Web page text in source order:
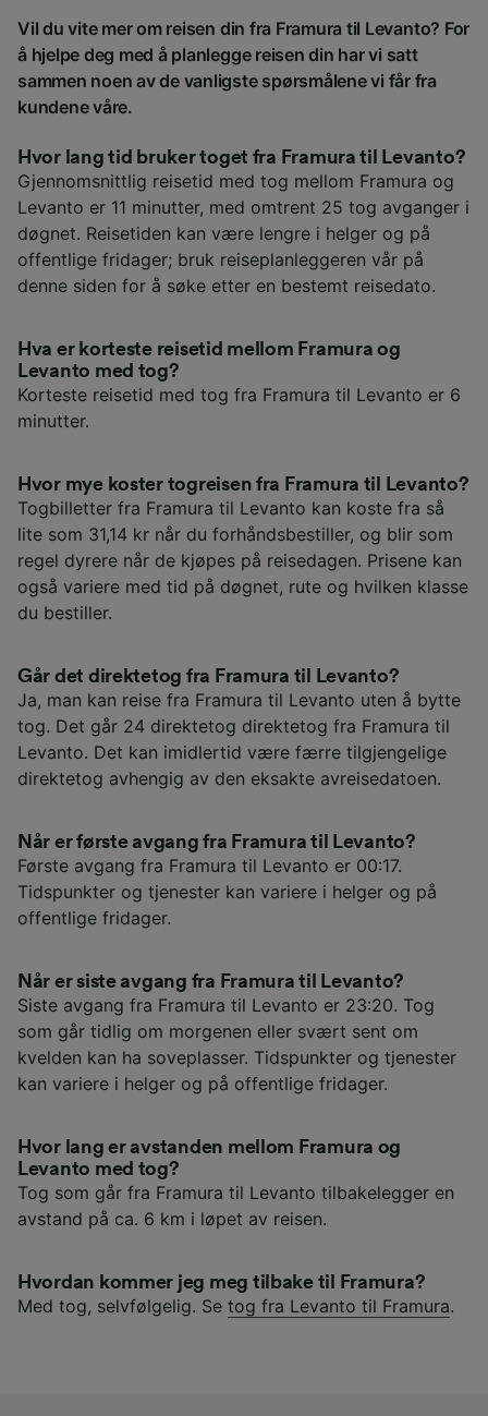
Vil du vite mer om reisen din fra Framura til Levanto? For
å hjelpe deg med å planlegge reisen din har vi satt
sammen noen av de vanligste spørsmålene vi får fra
kundene våre.
Hvor lang tid bruker toget fra Framura til Levanto?
Gjennomsnittlig reisetid med tog mellom Framura og
Levanto er 11 minutter, med omtrent 25 tog avganger i
døgnet. Reisetiden kan være lengre i helger og på
offentlige fridager; bruk reiseplanleggeren vår på
denne siden for å søke etter en bestemt reisedato.
Hva er korteste reisetid mellom Framura og
Levanto med tog?
Korteste reisetid med tog fra Framura til Levanto er 6
minutter.
Hvor mye koster togreisen fra Framura til Levanto?
Togbilletter fra Framura til Levanto kan koste fra så
lite som 31,14 kr når du forhåndsbestiller, og blir som
regel dyrere når de kjøpes på reisedagen. Prisene kan
også variere med tid på døgnet, rute og hvilken klasse
du bestiller.
Går det direktetog fra Framura til Levanto?
Ja, man kan reise fra Framura til Levanto uten å bytte
tog. Det går 24 direktetog direktetog fra Framura til
Levanto. Det kan imidlertid være færre tilgjengelige
direktetog avhengig av den eksakte avreisedatoen.
Når er første avgang fra Framura til Levanto?
Første avgang fra Framura til Levanto er 00:17.
Tidspunkter og tjenester kan variere i helger og på
offentlige fridager.
Når er siste avgang fra Framura til Levanto?
Siste avgang fra Framura til Levanto er 23:20. Tog
som går tidlig om morgenen eller svært sent om
kvelden kan ha soveplasser. Tidspunkter og tjenester
kan variere i helger og på offentlige fridager.
Hvor lang er avstanden mellom Framura og
Levanto med tog?
Tog som går fra Framura til Levanto tilbakelegger en
avstand på ca. 6 km i løpet av reisen.
Hvordan kommer jeg meg tilbake til Framura?
Med tog, selvfølgelig. Se tog fra Levanto til Framura.